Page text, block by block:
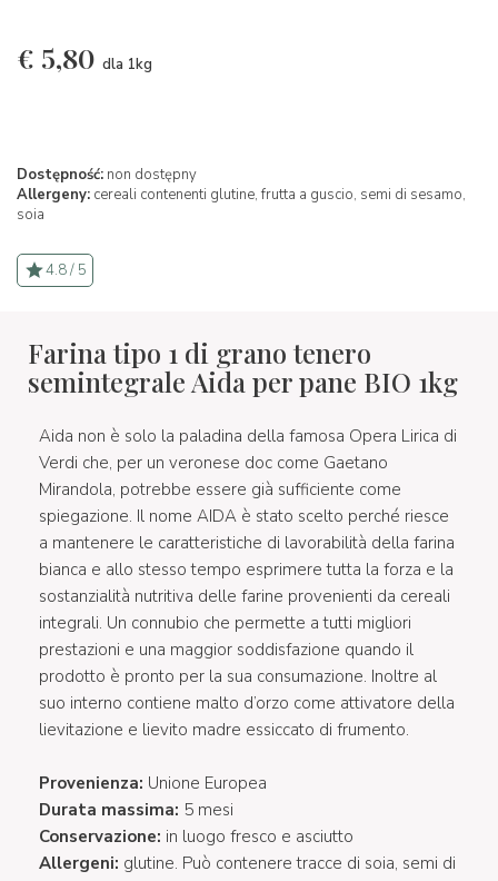
€ 5,80 dla 1kg
Dostępność: non dostępny
Allergeny: cereali contenenti glutine,frutta a guscio, semi di sesamo,
soia
4.8 / 5
Farina tipo 1 di grano tenero
semintegrale Aida per pane BIO 1kg
Aida non è solo la paladina della famosa Opera Lirica di
Verdi che, per un veronese doc come Gaetano
Mirandola, potrebbe essere già sufficiente come
spiegazione. Il nome AIDA è stato scelto perché riesce
a mantenere le caratteristiche di lavorabilità della farina
bianca e allo stesso tempo esprimere tutta la forza e la
sostanzialità nutritiva delle farine provenienti da cereali
integrali. Un connubio che permette a tutti migliori
prestazioni e una maggior soddisfazione quando il
prodotto è pronto per la sua consumazione. Inoltre al
suo interno contiene malto d’orzo come attivatore della
lievitazione e lievito madre essiccato di frumento.
Provenienza: Unione Europea
Durata massima: 5 mesi
Conservazione: in luogo fresco e asciutto
Allergeni: glutine. Può contenere tracce di soia, semi di